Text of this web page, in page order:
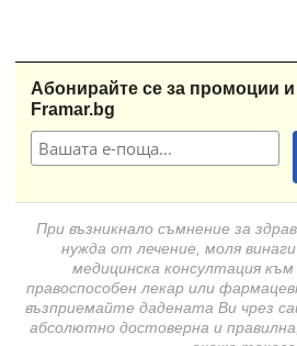
Абонирайте се за промоции
Framar.bg
При възникнало съмнение за
нужда от лечение, моля
медицинска консултация
правоспособен лекар или
възприемайте дадената Ви чрез
абсолютно достоверна и